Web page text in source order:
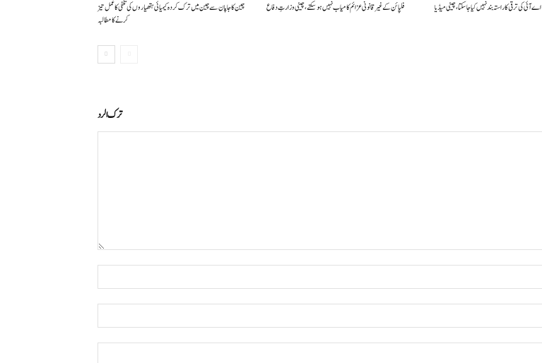
اے آئی کی ترقی کا راستہ بند نہیں کیا جا سکتا، چینی میڈیا فلپائن کے غیر قانونی عزائم کامیاب نہیں ہو سکتے ، چینی وزارتِ دفاع
چین کا جاپان سے چین میں ترک کردہ کیمیائی ہتھیاروں کی تلفی کا عمل تیز
کرنے کا مطالبہ
ترك الرد
التعليق:
اسم:*
البريد
الإلكتروني:*
الموقع: